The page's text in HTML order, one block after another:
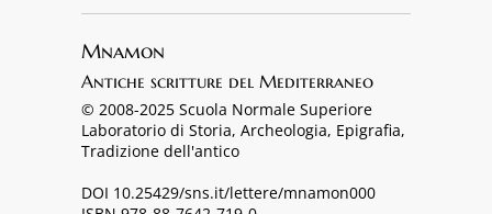
Mnamon
Antiche scritture del Mediterraneo
© 2008-2025 Scuola Normale Superiore
Laboratorio di Storia, Archeologia, Epigrafia,
Tradizione dell'antico
DOI 10.25429/sns.it/lettere/mnamon000